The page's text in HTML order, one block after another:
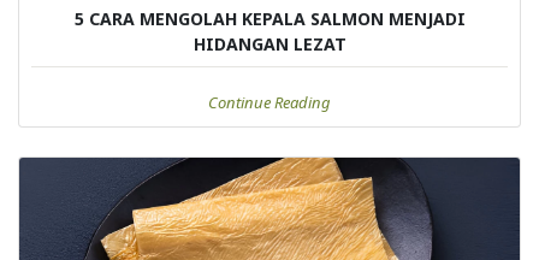
5 CARA MENGOLAH KEPALA SALMON MENJADI
HIDANGAN LEZAT
Continue Reading